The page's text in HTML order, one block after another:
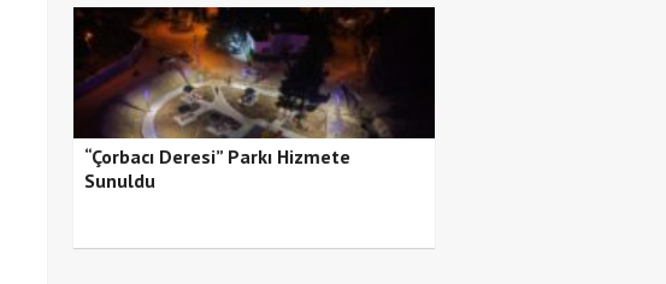
“Çorbacı Deresi” Parkı Hizmete
Sunuldu